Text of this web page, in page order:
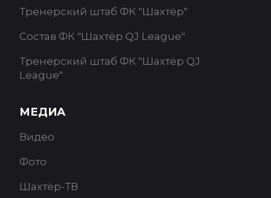
Тренерский штаб ФК "Шахтёр"
Состав ФК "Шахтёр QJ League"
Тренерский штаб ФК "Шахтёр QJ
League"
МЕДИА
Видео
Фото
Шахтёр-ТВ